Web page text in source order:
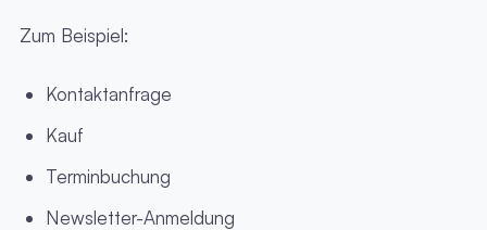
Zum Beispiel:
Kontaktanfrage
Kauf
Terminbuchung
Newsletter-Anmeldung